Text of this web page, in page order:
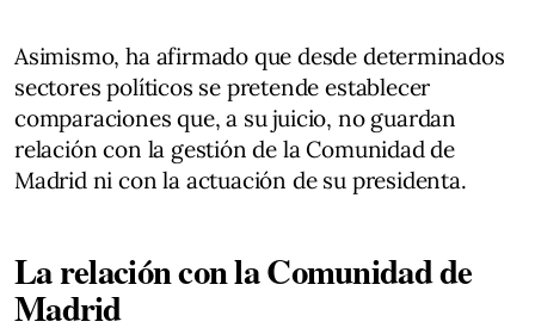
Asimismo, ha afirmado que desde determinados
sectores políticos se pretende establecer
comparaciones que, a su juicio, no guardan
relación con la gestión de la Comunidad de
Madrid ni con la actuación de su presidenta.
La relación con la Comunidad de
Madrid